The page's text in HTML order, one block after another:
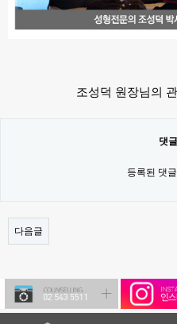
조성덕 원장님의
댓
등록된 댓
다음글